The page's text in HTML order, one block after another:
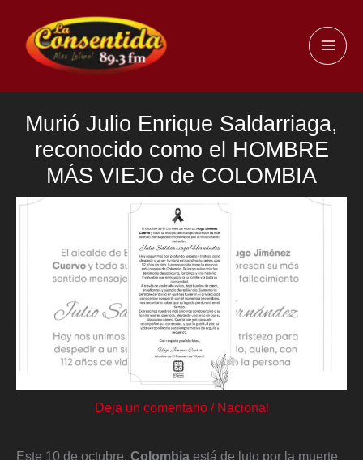
contenido
Murió Julio Enrique Saldarriaga,
reconocido como el HOMBRE
MÁS VIEJO de COLOMBIA
Deja un comentario / Nacional
Este 10 de octubre, Colombia está de luto por la muerte